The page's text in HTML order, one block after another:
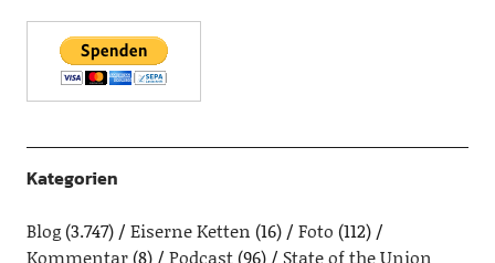
Kategorien
Blog(3.747) Eiserne Ketten (16) Foto (112)
Kommentar(8) Podcast(96) State of the Union